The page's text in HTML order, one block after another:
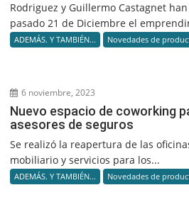
Rodriguez y Guillermo Castagnet
pasado 21 de Diciembre el
ADEMÁS. Y TAMBIÉN... Novedades de
6 noviembre, 2023
Nuevo espacio de coworking
asesores de seguros
Se realizó la reapertura de las
mobiliario y servicios para los...
ADEMÁS. Y TAMBIÉN... Novedades de